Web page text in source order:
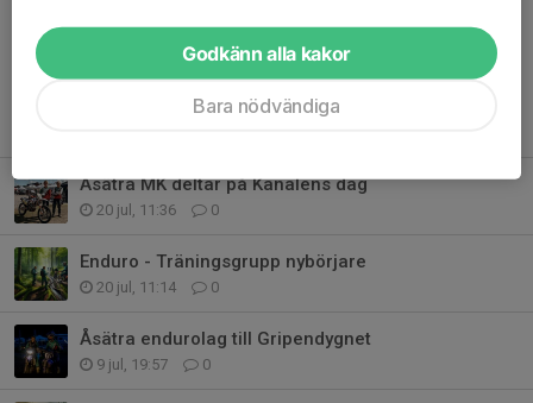
Åsätra MK deltar på Kanalens dag
20 jul, 11:36 0
Enduro - Träningsgrupp nybörjare
20 jul, 11:14 0
Åsätra endurolag till Gripendygnet
9 jul, 19:57 0
Godkänn alla kakor
Bara nödvändiga